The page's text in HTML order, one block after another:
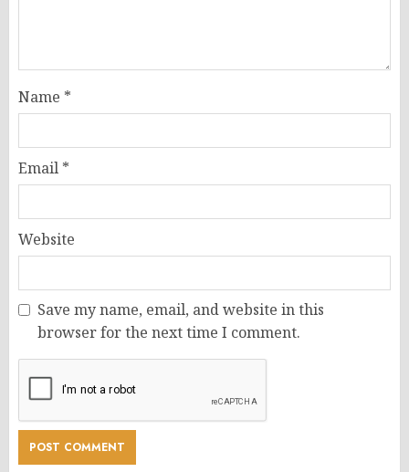
Name *
Email *
Website
Save my name, email, and website in this
browser for the next time I comment.